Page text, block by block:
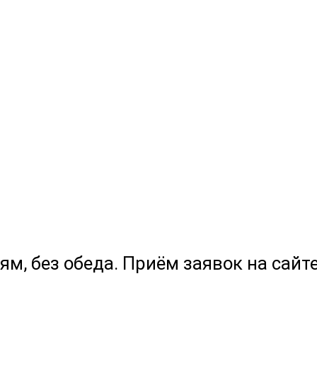
без обеда. Приём заявок на